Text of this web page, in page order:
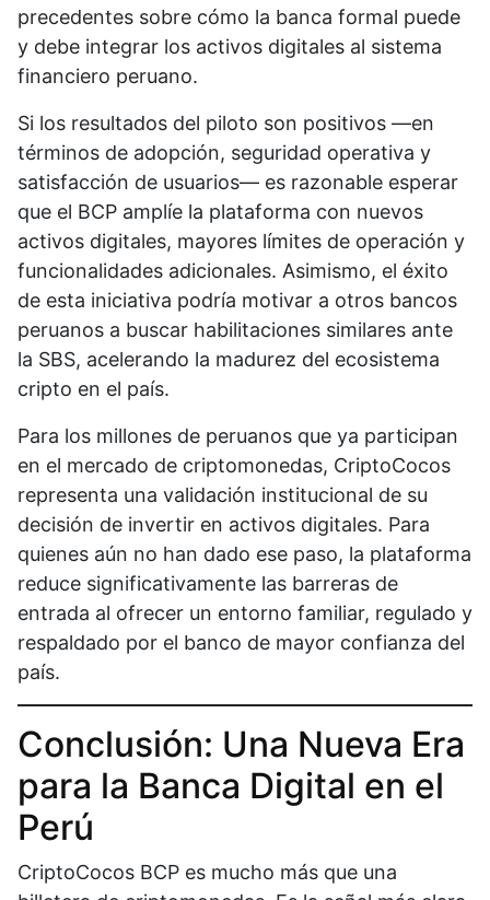
precedentes sobre cómo la banca formal puede
y debe integrar los activos digitales al sistema
financiero peruano.
Si los resultados del piloto son positivos —en
términos de adopción, seguridad operativa y
satisfacción de usuarios— es razonable esperar
que el BCP amplíe la plataforma con nuevos
activos digitales, mayores límites de operación y
funcionalidades adicionales. Asimismo, el éxito
de esta iniciativa podría motivar a otros bancos
peruanos a buscar habilitaciones similares ante
la SBS, acelerando la madurez del ecosistema
cripto en el país.
Para los millones de peruanos que ya participan
en el mercado de criptomonedas, CriptoCocos
representa una validación institucional de su
decisión de invertir en activos digitales. Para
quienes aún no han dado ese paso, la plataforma
reduce significativamente las barreras de
entrada al ofrecer un entorno familiar, regulado y
respaldado por el banco de mayor confianza del
país.
Conclusión: Una Nueva Era
para la Banca Digital en el
Perú
CriptoCocos BCP es mucho más que una